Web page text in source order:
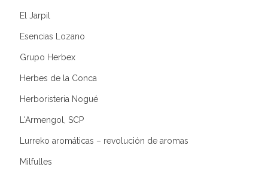
El Jarpil
Esencias Lozano
Grupo Herbex
Herbes de la Conca
Herboristeria Nogué
L'Armengol, SCP
Lurreko aromáticas – revolución de aromas
Milfulles